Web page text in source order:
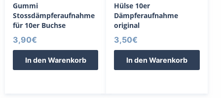
Gummi
Stossdämpferaufnahme
für 10er Buchse
3,90€
In den Warenkorb
Hülse 10er
Dämpferaufnahme
original
3,50€
In den Warenkorb